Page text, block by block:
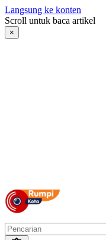
Langsung ke konten
Scroll untuk baca artikel
×